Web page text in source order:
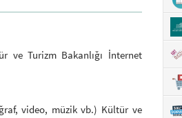
ve Turizm Bakanlığı İnternet
video, müzik vb.) Kültür ve